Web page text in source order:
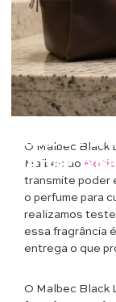
Malbec
Pena?
O Malbec Black
Malbec do
transmite poder
o perfume para
realizamos
essa fragrância
entrega o que
O Malbec Black